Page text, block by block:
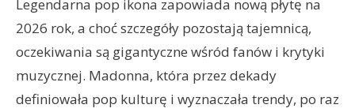
Legendarna pop ikona zapowiada nową płytę na
2026 rok, a choć szczegóły pozostają tajemnicą,
oczekiwania są gigantyczne wśród fanów i krytyki
muzycznej. Madonna, która przez dekady
definiowała pop kulturę i wyznaczała trendy, po raz